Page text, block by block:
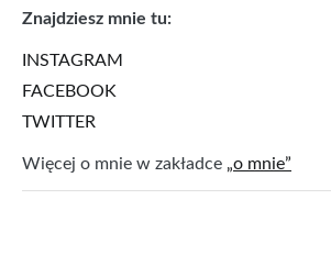
Znajdziesz mnie tu:
INSTAGRAM
FACEBOOK
TWITTER
Więcej o mnie w zakładce „o mnie”